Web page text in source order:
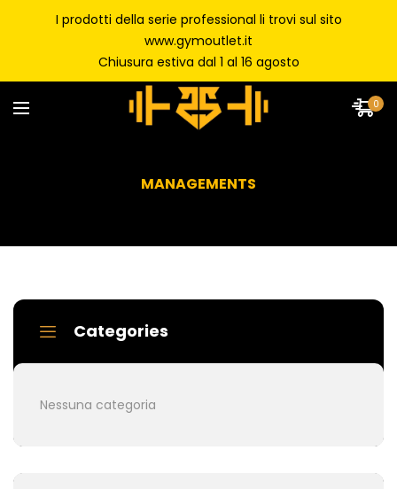
I prodotti della serie professional li trovi sul sito
www.gymoutlet.it
Chiusura estiva dal 1 al 16 agosto
0
MANAGEMENTS
Categories
Nessuna categoria